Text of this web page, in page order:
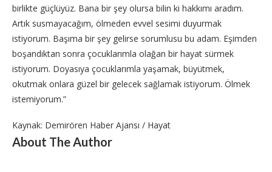
birlikte güçlüyüz. Bana bir şey olursa bilin ki hakkımı aradım.
Artık susmayacağım, ölmeden evvel sesimi duyurmak
istiyorum. Başıma bir şey gelirse sorumlusu bu adam. Eşimden
boşandıktan sonra çocuklarımla olağan bir hayat sürmek
istiyorum. Doyasıya çocuklarımla yaşamak, büyütmek,
okutmak onlara güzel bir gelecek sağlamak istiyorum. Ölmek
istemiyorum.”
Kaynak: Demirören Haber Ajansı / Hayat
About The Author